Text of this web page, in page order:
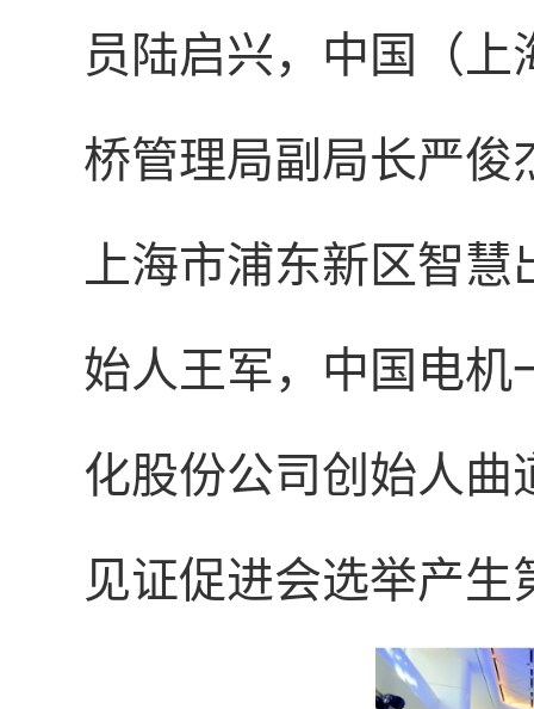
员陆启兴，中国（
桥管理局副局长严俊
上海市浦东新区智
始人王军，中国电机
化股份公司创始人曲
见证促进会选举产